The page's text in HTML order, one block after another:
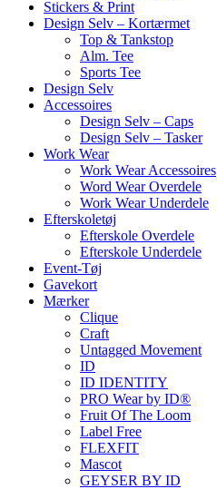
Stickers & Print
Design Selv – Kortærmet
Top & Tankstop
Alm. Tee
Sports Tee
Design Selv
Accessoires
Design Selv – Caps
Design Selv – Tasker
Work Wear
Work Wear Accessoires
Word Wear Overdele
Work Wear Underdele
Efterskoletøj
Efterskole Overdele
Efterskole Underdele
Event-Tøj
Gavekort
Mærker
Clique
Craft
Untagged Movement
ID
ID IDENTITY
PRO Wear by ID®
Fruit Of The Loom
Label Free
FLEXFIT
Mascot
GEYSER BY ID